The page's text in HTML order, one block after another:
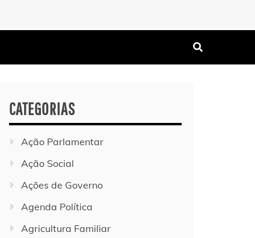
CATEGORIAS
Ação Parlamentar
Ação Social
Ações de Governo
Agenda Política
Agricultura Familiar